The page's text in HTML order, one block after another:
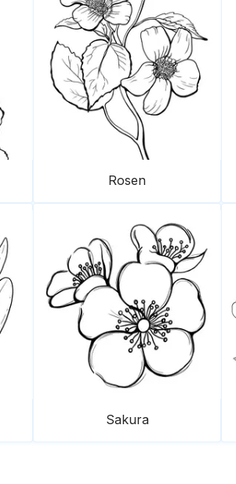
Rosen
Sakura